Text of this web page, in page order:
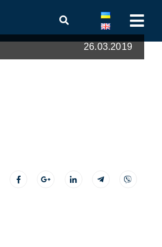
26.03.2019